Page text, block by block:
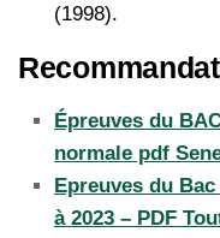
(1998).
Épreuves du
normale pdf
Epreuves du
à 2023 – PDF